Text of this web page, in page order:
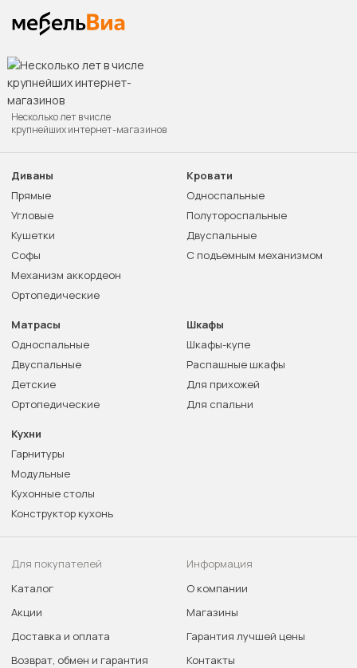
Несколько лет в числе
крупнейших интернет-магазинов
Диваны
Прямые
Угловые
Кушетки
Софы
Механизм аккордеон
Ортопедические
Кровати
Односпальные
Полутороспальные
Двуспальные
С подъемным механизмом
Матрасы
Односпальные
Двуспальные
Детские
Ортопедические
Шкафы
Шкафы-купе
Распашные шкафы
Для прихожей
Для спальни
Кухни
Гарнитуры
Модульные
Кухонные столы
Конструктор кухонь
Для покупателей
Каталог
Акции
Доставка и оплата
Возврат, обмен и гарантия
Информация
О компании
Магазины
Гарантия лучшей цены
Контакты